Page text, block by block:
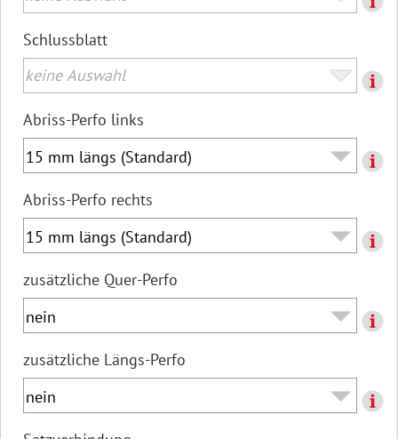
Schlussblatt
Abriss-Perfo links
Abriss-Perfo rechts
zusätzliche Quer-Perfo
zusätzliche Längs-Perfo